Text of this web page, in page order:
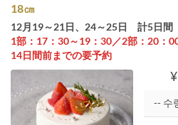
18㎝
12月19～21日、24～25日 計5日間
1部：17：30～19：30／2部：20：
14日間前までの要予約